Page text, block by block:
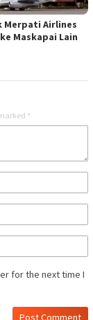
Merpati Airlines
Maskapai Lain
*
for the next time I